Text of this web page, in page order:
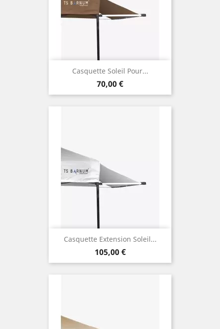
Casquette Soleil Pour...
Prix
70,00 €
Casquette Extension Soleil...
Prix
105,00 €